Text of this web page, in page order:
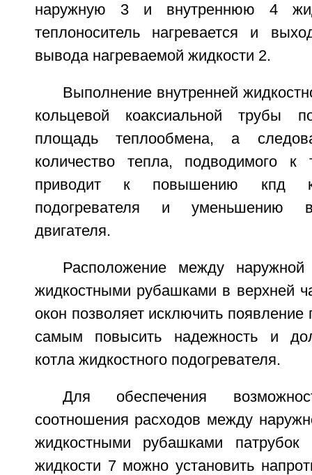
наружную 3 и внутреннюю 4
теплоноситель нагревается и
вывода нагреваемой жидкости 2.
Выполнение внутренней
кольцевой коаксиальной трубы
площадь теплообмена, а
количество тепла, подводимого к
приводит к повышению кпд
подогревателя и уменьшению
двигателя.
Расположение между
жидкостными рубашками в верхней
окон позволяет исключить
самым повысить надежность и
котла жидкостного подогревателя.
Для обеспечения
соотношения расходов между
жидкостными рубашками патрубок
жидкости 7 можно установить